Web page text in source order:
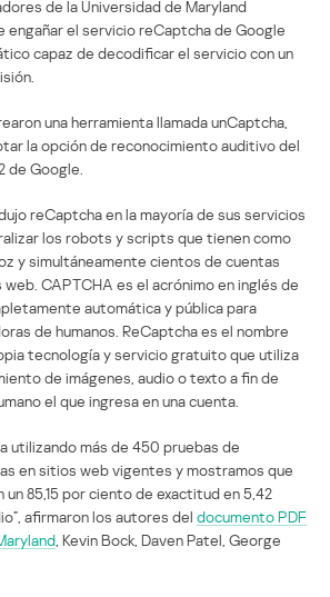
de la Universidad de Maryland
engañar el servicio reCaptcha de Google
capaz de decodificar el servicio con un
una herramienta llamada unCaptcha,
la opción de reconocimiento auditivo del
de Google.
reCaptcha en la mayoría de sus servicios
los robots y scripts que tienen como
y simultáneamente cientos de cuentas
CAPTCHA es el acrónimo en inglés de
automática y pública para
de humanos. ReCaptcha es el nombre
tecnología y servicio gratuito que utiliza
de imágenes, audio o texto a fin de
el que ingresa en una cuenta.
utilizando más de 450 pruebas de
en sitios web vigentes y mostramos que
85,15 por ciento de exactitud en 5,42
afirmaron los autores del documento PDF
, Kevin Bock, Daven Patel, George